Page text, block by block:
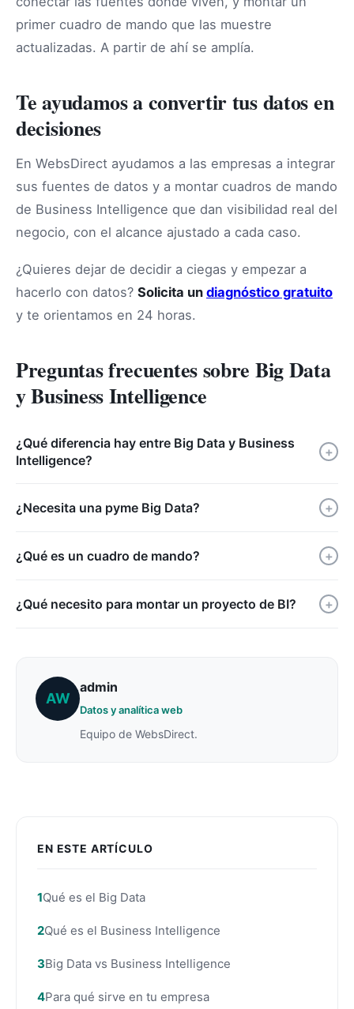
EN ESTE ARTÍCULO
Qué es el Big Data
Qué es el Business Intelligence
Big Data vs Business Intelligence
Para qué sirve en tu empresa
primer cuadro de mando que las muestre
actualizadas. A partir de ahí se amplía.
Te ayudamos a convertir tus datos en
decisiones
En WebsDirect ayudamos a las empresas a integrar
sus fuentes de datos y a montar cuadros de mando
de Business Intelligence que dan visibilidad real del
negocio, con el alcance ajustado a cada caso.
¿Quieres dejar de decidir a ciegas y empezar a
hacerlo con datos? Solicita un diagnóstico gratuito
y te orientamos en 24 horas.
Preguntas frecuentes sobre Big Data
y Business Intelligence
¿Qué diferencia hay entre Big Data y Business
Intelligence?
+
¿Necesita una pyme Big Data? +
¿Qué es un cuadro de mando? +
¿Qué necesito para montar un proyecto de BI? +
AW
admin
Datos y analítica web
Equipo de WebsDirect.